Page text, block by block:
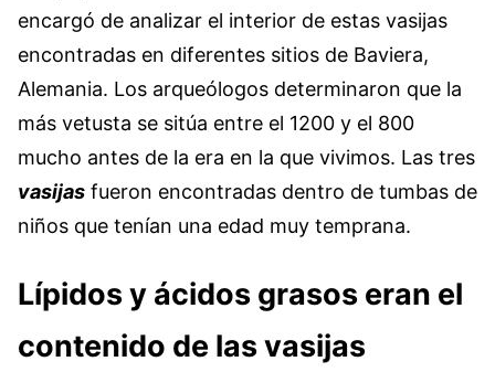
encargó de analizar el interior de estas vasijas
encontradas en diferentes sitios de Baviera,
Alemania. Los arqueólogos determinaron que la
más vetusta se sitúa entre el 1200 y el 800
mucho antes de la era en la que vivimos. Las tres
vasijas fueron encontradas dentro de tumbas de
niños que tenían una edad muy temprana.
Lípidos y ácidos grasos eran el
contenido de las vasijas